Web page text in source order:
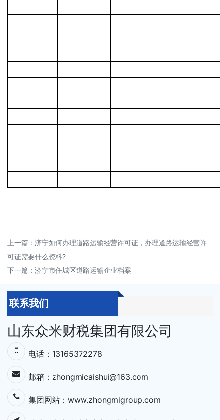
上一篇： 济宁如何办理道路运输经营许可证，办理道路运输经营许
可证需要什么资料?
下一篇： 济宁市任城区道路运输企业档案
联系我们
山东众米财税集团有限公司
电话：13165372278
邮箱：zhongmicaishui@163.com
集团网站： www.zhongmigroup.com